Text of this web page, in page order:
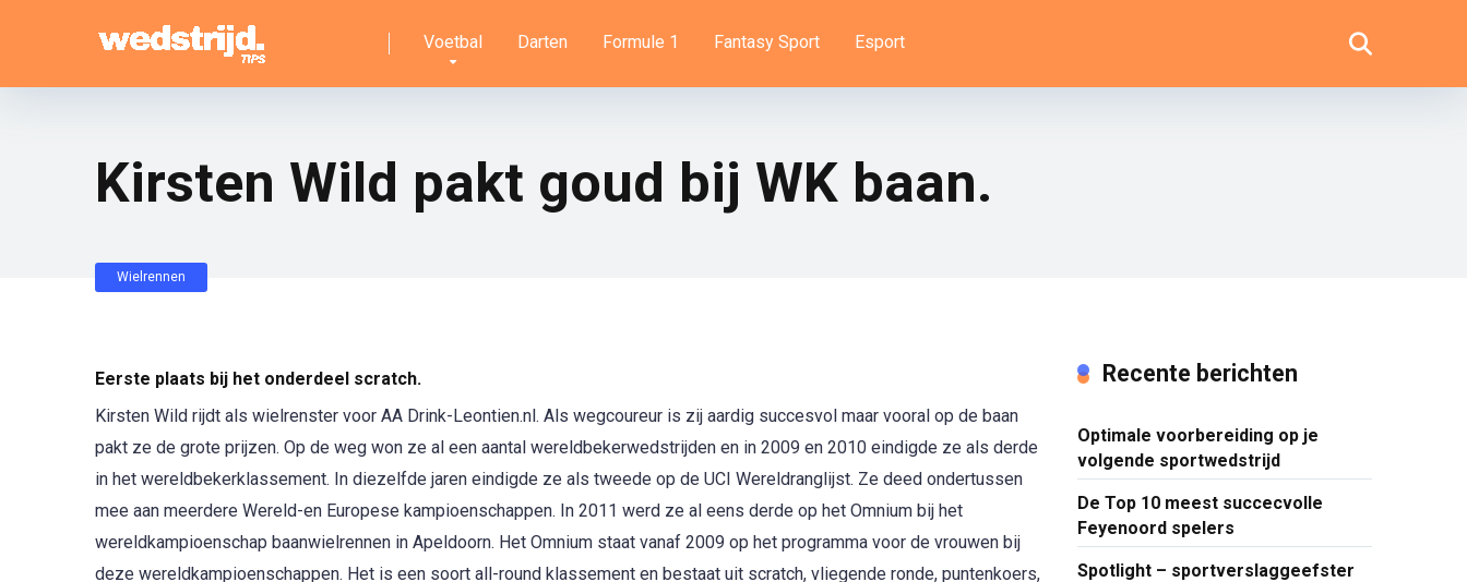
Voetbal Darten Formule 1 Fantasy Sport Esport
Kirsten Wild pakt goud bij WK baan.
Wielrennen
Eerste plaats bij het onderdeel scratch.
Kirsten Wild rijdt als wielrenster voor AA Drink-Leontien.nl. Als wegcoureur is zij aardig succesvol maar vooral op de baan
pakt ze de grote prijzen. Op de weg won ze al een aantal wereldbekerwedstrijden en in 2009 en 2010 eindigde ze als derde
in het wereldbekerklassement. In diezelfde jaren eindigde ze als tweede op de UCI Wereldranglijst. Ze deed ondertussen
mee aan meerdere Wereld-en Europese kampioenschappen. In 2011 werd ze al eens derde op het Omnium bij het
wereldkampioenschap baanwielrennen in Apeldoorn. Het Omnium staat vanaf 2009 op het programma voor de vrouwen bij
deze wereldkampioenschappen. Het is een soort all-round klassement en bestaat uit scratch, vliegende ronde, puntenkoers,
Recente berichten
Optimale voorbereiding op je
volgende sportwedstrijd
De Top 10 meest succecvolle
Feyenoord spelers
Spotlight – sportverslaggeefster